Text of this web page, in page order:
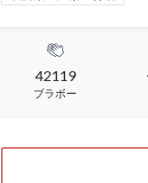
42119
ブラボー